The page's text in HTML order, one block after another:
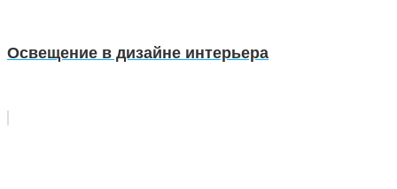
Освещение в дизайне интерьера